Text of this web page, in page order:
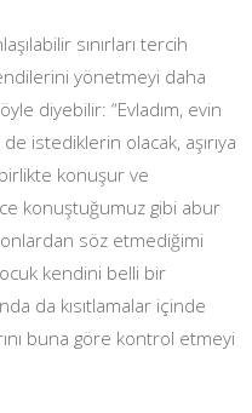
sınırları tercih
yönetmeyi daha
diyebilir: “Evladım, evin
istediklerin olacak, aşırıya
konuşur ve
konuştuğumuz gibi abur
onlardan söz etmediğimi
kendini belli bir
da kısıtlamalar içinde
buna göre kontrol etmeyi